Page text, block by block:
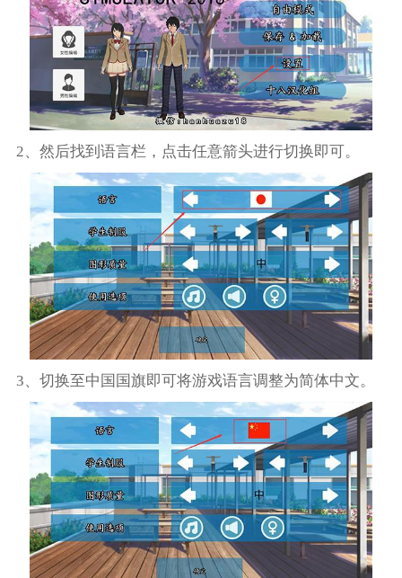
2、然后找到语言栏，点击任意箭头进行切换即可。
3、切换至中国国旗即可将游戏语言调整为简体中文。